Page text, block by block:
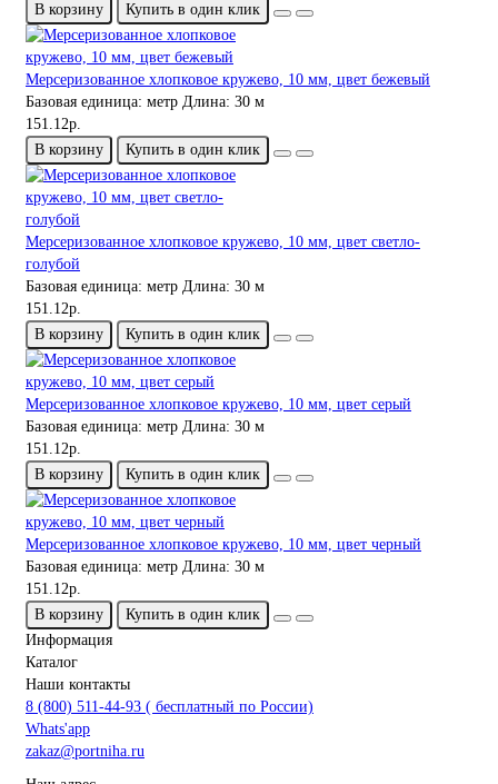
В корзину
Купить в один клик
Мерсеризованное хлопковое кружево, 10 мм, цвет бежевый
Базовая единица: метр Длина: 30 м
151.12р.
В корзину
Купить в один клик
Мерсеризованное хлопковое кружево, 10 мм, цвет светло-
голубой
Базовая единица: метр Длина: 30 м
151.12р.
В корзину
Купить в один клик
Мерсеризованное хлопковое кружево, 10 мм, цвет серый
Базовая единица: метр Длина: 30 м
151.12р.
В корзину
Купить в один клик
Мерсеризованное хлопковое кружево, 10 мм, цвет черный
Базовая единица: метр Длина: 30 м
151.12р.
В корзину
Купить в один клик
Информация
Каталог
Наши контакты
8 (800) 511-44-93 ( бесплатный по России)
Whats'app
zakaz@portniha.ru